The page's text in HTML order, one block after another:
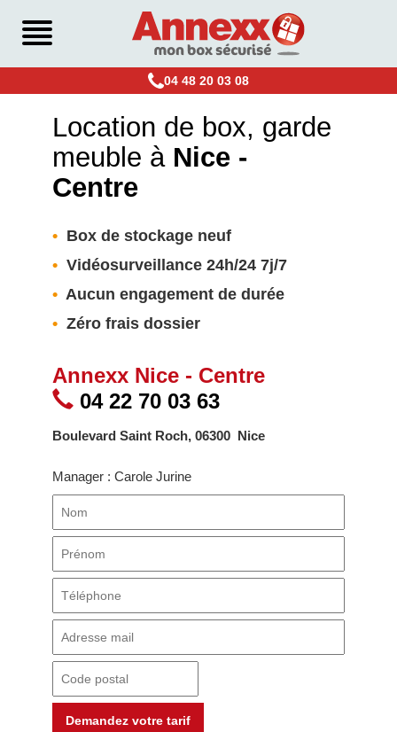
04 48 20 03 08
Location de box, garde
meuble à Nice -
Centre
• Box de stockage neuf
• Vidéosurveillance 24h/24 7j/7
• Aucun engagement de durée
• Zéro frais dossier
Annexx Nice - Centre
04 22 70 03 63
Boulevard Saint Roch, 06300 Nice
Manager : Carole Jurine
Demandez votre tarif